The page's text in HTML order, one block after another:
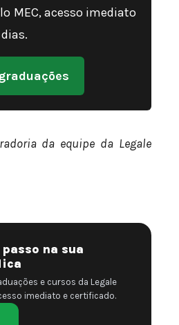
MEC, acesso imediato
da equipe da Legale
na sua
e cursos da Legale
imediato e certificado.